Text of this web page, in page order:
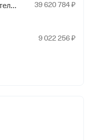
Установки генераторные с двигателями внутреннего сгорания с воспламенением от сжатия 39620784₽
9022 256₽